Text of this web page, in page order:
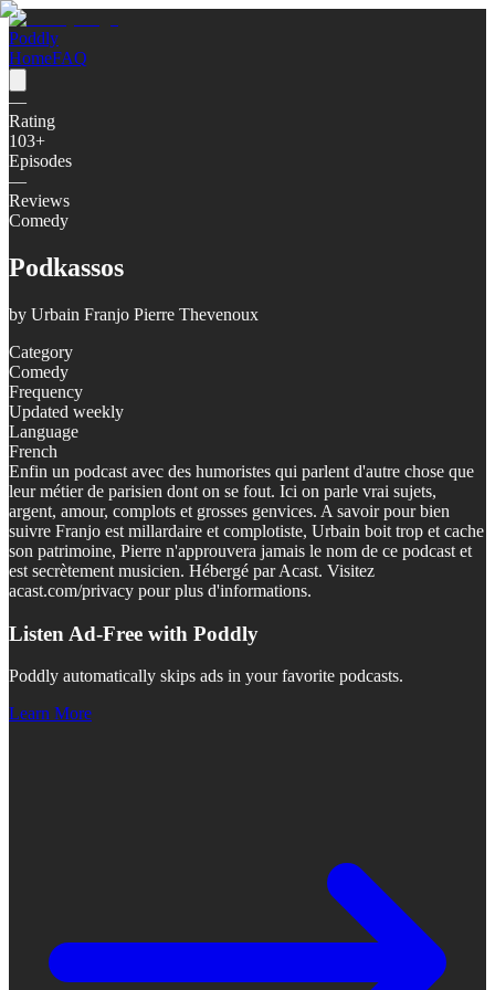
Poddly
HomeFAQ
—
Rating
103+
Episodes
—
Reviews
Comedy
Podkassos
by Urbain Franjo Pierre Thevenoux
Category
Comedy
Frequency
Updated weekly
Language
French
Enfin un podcast avec des humoristes qui parlent d'autre chose que
leur métier de parisien dont on se fout. Ici on parle vrai sujets,
argent, amour, complots et grosses genvices. A savoir pour bien
suivre Franjo est millardaire et complotiste, Urbain boit trop et cache
son patrimoine, Pierre n'approuvera jamais le nom de ce podcast et
est secrètement musicien. Hébergé par Acast. Visitez
acast.com/privacy pour plus d'informations.
Listen Ad-Free with Poddly
Poddly automatically skips ads in your favorite podcasts.
Learn More